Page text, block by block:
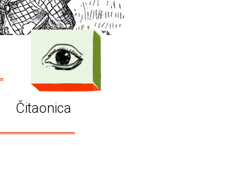
Čitaonica